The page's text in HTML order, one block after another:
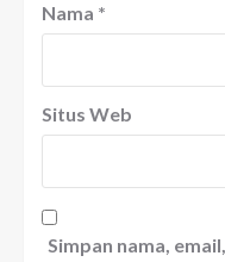
Nama *
Situs Web
Simpan nama,